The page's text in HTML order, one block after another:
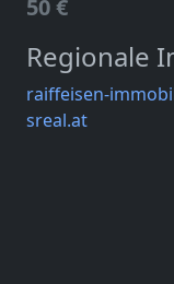
50 €
Regionale
raiffeisen-
sreal.at